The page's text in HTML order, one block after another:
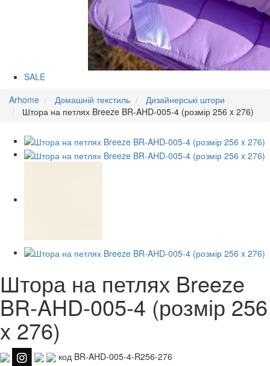
SALE
Arhome
Домашній текстиль
Дизайнерські штори
Штора на петлях Breeze BR-AHD-005-4 (розмір 256 x 276)
Штора на петлях Breeze
BR-AHD-005-4 (розмір 256
x 276)
код BR-AHD-005-4-R256-276